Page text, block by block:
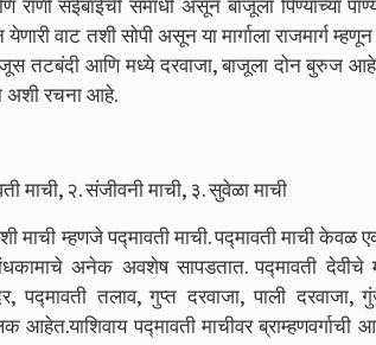
सईबाईंची समाधी असून बाजूला पिण्याच्या
वाट तशी सोपी असून या मार्गाला राजमार्ग
बाजूस तटबंदी आणि मध्ये दरवाजा, बाजूला दोन बुरुज
अशी रचना आहे.
माची, २. संजीवनी माची, ३. सुवेळा माची
माची म्हणजे पद्मावती माची. पद्मावती माची
अनेक अवशेष सापडतात. पद्मावती देवीचे
पद्मावती तलाव, गुप्त दरवाजा, पाली दरवाजा,
आहेत.याशिवाय पद्मावती माचीवर ब्राम्हणवर्गाची